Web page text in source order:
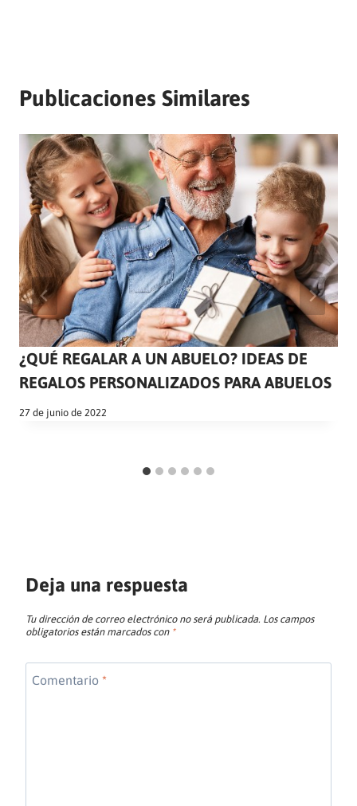
Publicaciones Similares
¿QUÉ REGALAR A UN ABUELO? IDEAS DE
REGALOS PERSONALIZADOS PARA ABUELOS
27 de junio de 2022
Deja una respuesta
Tu dirección de correo electrónico no será publicada. Los campos
obligatorios están marcados con *
Comentario *